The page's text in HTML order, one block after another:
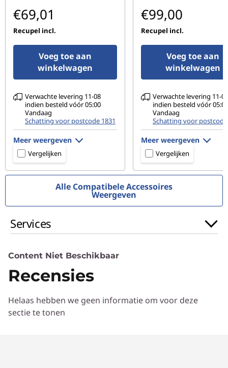
ideapad
€69,01
Recupel incl.
Voeg toe aan
winkelwagen
Verwachte levering 11-08
indien besteld vóór 05:00
Vandaag
Schatting voor postcode 1831
Meer weergeven
Vergelijken
€99,00
Recupel incl.
Voeg toe aan
winkelwagen
Verwachte levering 11-08
indien besteld vóór 05:00
Vandaag
Schatting voor postcode
Meer weergeven
Vergelijken
Alle Compatibele Accessoires
Weergeven
Services
Content Niet Beschikbaar
Recensies
Helaas hebben we geen informatie om voor deze
sectie te tonen